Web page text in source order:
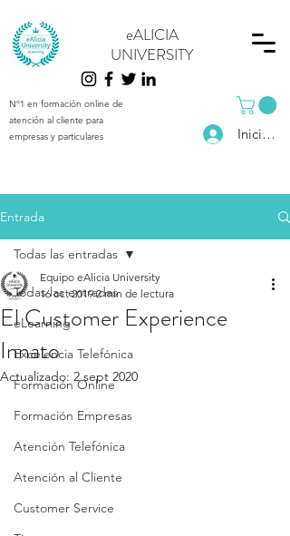
eALICIA
UNIVERSITY
Nº1 en formación online de
atención al cliente para
empresas y particulares
Iniciar
Entrada
Todas las entradas
eLearning
Excelencia Telefónica
Formación Online
Formación Empresas
Atención Telefónica
Atención al Cliente
Customer Service
Todas las entradas
El Customer Experience
Innato
Equipo eAlicia University
16 oct 2019 2 min de lectura
Actualizado: 2 sept 2020